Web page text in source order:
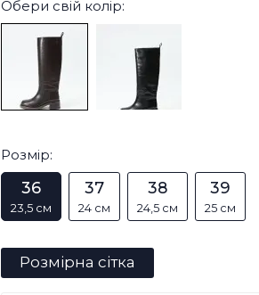
Обери свій колір:
Розмір:
36
23,5 см
37
24 см
38
24,5 см
39
25 см
Розмірна сітка